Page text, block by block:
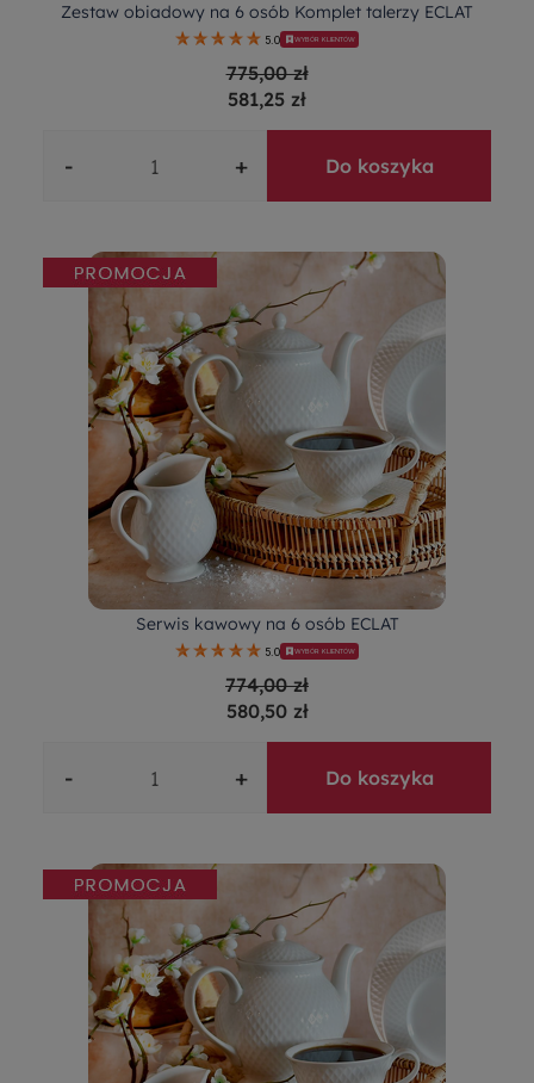
Zestaw obiadowy na 6 osób Komplet talerzy ECLAT
5.0 WYBÓR KLIENTÓW
775,00 zł
581,25 zł
- + Do koszyka
Serwis kawowy na 6 osób ECLAT
5.0 WYBÓR KLIENTÓW
774,00 zł
580,50 zł
- + Do koszyka